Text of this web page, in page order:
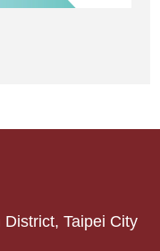
Taipei City